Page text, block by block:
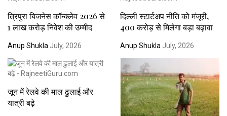
त्रिपुरा बिजनेस कॉन्क्लेव 2026 से
₹1 लाख करोड़ निवेश की उम्मीद
Anup Shukla July, 2026
दिल्ली स्टार्टअप नीति को मंजूरी,
400 करोड़ से मिलेगा बड़ा बढ़ावा
Anup Shukla July, 2026
जून में रेलवे की माल ढुलाई और
यात्री बढ़े